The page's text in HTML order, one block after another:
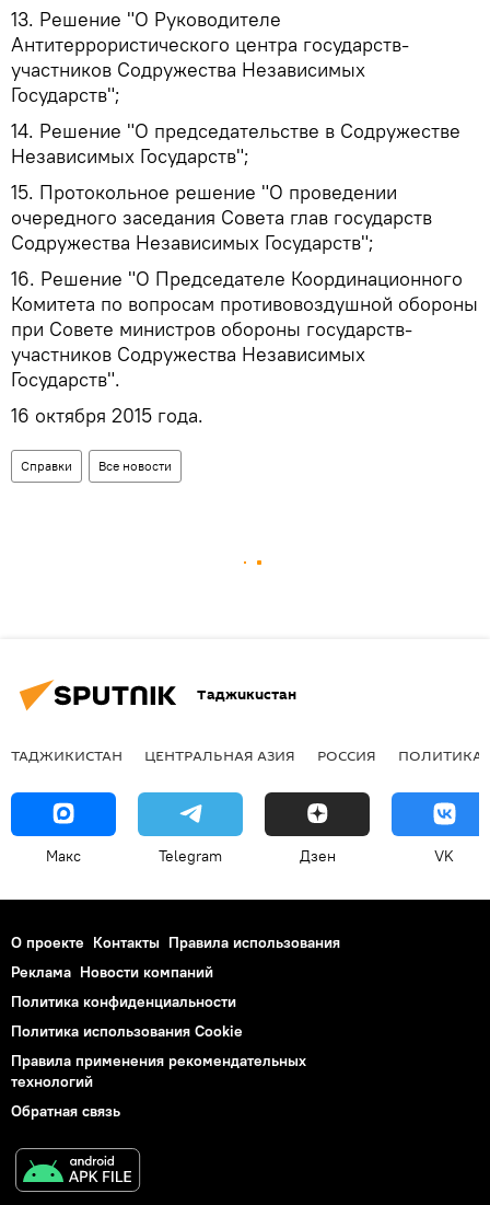
13. Решение "О Руководителе
Антитеррористического центра государств-
участников Содружества Независимых
Государств";
14. Решение "О председательстве в Содружестве
Независимых Государств";
15. Протокольное решение "О проведении
очередного заседания Совета глав государств
Содружества Независимых Государств";
16. Решение "О Председателе Координационного
Комитета по вопросам противовоздушной обороны
при Совете министров обороны государств-
участников Содружества Независимых
Государств".
16 октября 2015 года.
Справки Все новости
Таджикистан
ТАДЖИКИСТАН ЦЕНТРАЛЬНАЯ АЗИЯ РОССИЯ ПОЛИТИКА
Макс Telegram Дзен VK
О проекте Контакты Правила использования
Реклама Новости компаний
Политика конфиденциальности
Политика использования Cookie
Правила применения рекомендательных
технологий
Обратная связь